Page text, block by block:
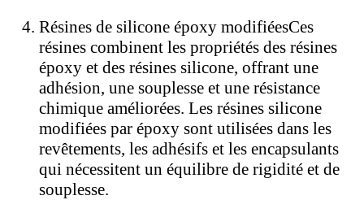
Résines de silicone époxy modifiéesCes
résines combinent les propriétés des résines
époxy et des résines silicone, offrant une
adhésion, une souplesse et une résistance
chimique améliorées. Les résines silicone
modifiées par époxy sont utilisées dans les
revêtements, les adhésifs et les encapsulants
qui nécessitent un équilibre de rigidité et de
souplesse.